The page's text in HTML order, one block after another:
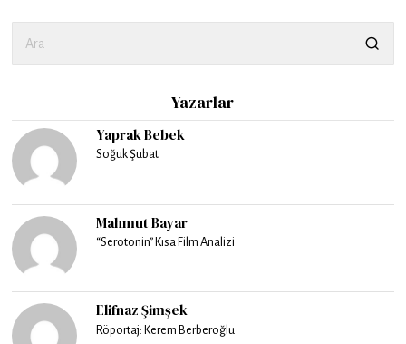
Yazarlar
Yaprak Bebek
Soğuk Şubat
Mahmut Bayar
“Serotonin” Kısa Film Analizi
Elifnaz Şimşek
Röportaj: Kerem Berberoğlu